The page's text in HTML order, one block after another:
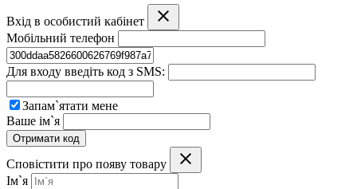
Вхід в особистий кабінет
Мобільний телефон
Для входу введіть код з SMS:
Запам`ятати мене
Ваше ім`я
Отримати код
Сповістити про появу товару
Ім`я